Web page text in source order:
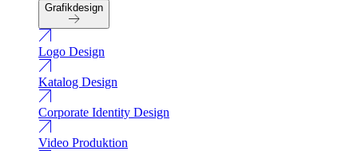
Grafikdesign
Logo Design
Katalog Design
Corporate Identity Design
Video Produktion